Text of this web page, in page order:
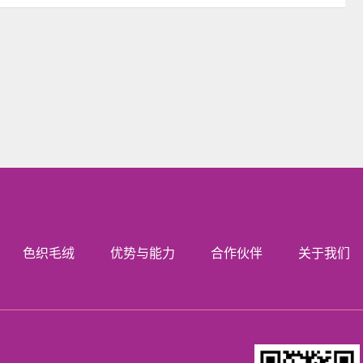
色织毛绒 优势与能力 合作伙伴 关于我们